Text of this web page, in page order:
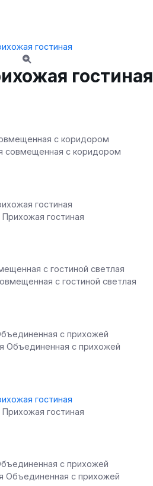
гостиная
совмещенная с коридором
Прихожая гостиная
с гостиной светлая
Объединенная с прихожей
Прихожая гостиная
Объединенная с прихожей